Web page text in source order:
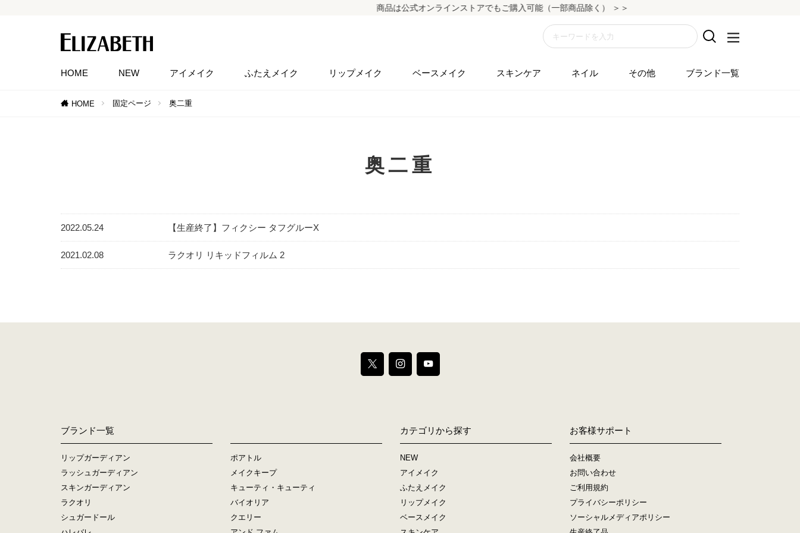
商品は公式オンラインストアでもご購入可能（一部商品除く） ＞＞
HOME NEW アイメイク ふたえメイク リップメイク ベースメイク スキンケア ネイル その他 ブランド一覧
HOME 固定ページ 奥二重
奥二重
2022.05.24 【生産終了】フィクシー タフグルーX
2021.02.08 ラクオリ リキッドフィルム 2
ブランド一覧
リップガーディアン
ラッシュガーディアン
スキンガーディアン
ラクオリ
シュガードール
ポアトル
メイクキープ
キューティ・キューティ
バイオリア
クエリー
カテゴリから探す
NEW
アイメイク
ふたえメイク
リップメイク
ベースメイク
お客様サポート
会社概要
お問い合わせ
ご利用規約
プライバシーポリシー
ソーシャルメディアポリシー